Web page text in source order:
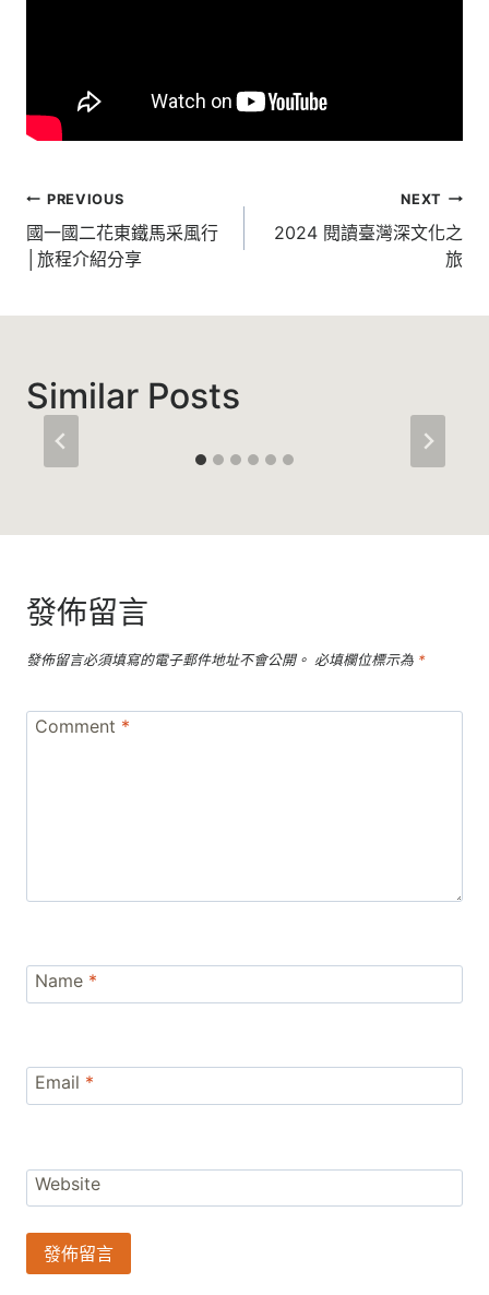
文
章
導
覽
PREVIOUS
國一國二花東鐵馬采風行
│旅程介紹分享
NEXT
2024 閱讀臺灣深文化之
旅
Similar Posts
發佈留言
發佈留言必須填寫的電子郵件地址不會公開。 必填欄位標示為 *
Comment *
Name *
Email *
Website